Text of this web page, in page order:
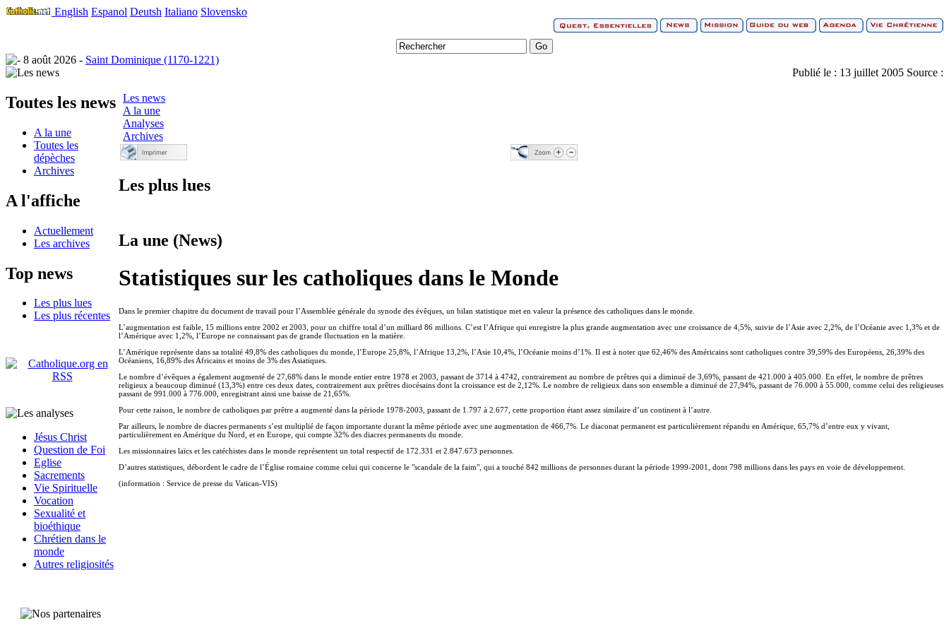
English Espanol Deutsh Italiano Slovensko
8 août 2026 - Saint Dominique (1170-1221)
Toutes les news
A la une
Toutes les
dépèches
Archives
A l'affiche
Actuellement
Les archives
Top news
Les plus lues
Les plus récentes
Jésus Christ
Question de Foi
Eglise
Sacrements
Vie Spirituelle
Vocation
Sexualité et
bioéthique
Chrétien dans le
monde
Autres religiosités
Publié le : 13 juillet 2005 Source :
Les news
A la une
Analyses
Archives
Les plus lues
La une (News)
Statistiques sur les catholiques dans le Monde
Dans le premier chapitre du document de travail pour l’Assemblée générale du synode des évêques, un bilan statistique met en valeur la présence des catholiques dans le monde.
L’augmentation est faible, 15 millions entre 2002 et 2003, pour un chiffre total d’un milliard 86 millions. C’est l’Afrique qui enregistre la plus grande augmentation avec une croissance de 4,5%, suivie de l’Asie avec 2,2%, de l’Océanie avec 1,3% et de
l’Amérique avec 1,2%, l’Europe ne connaissant pas de grande fluctuation en la matière.
L’Amérique représente dans sa totalité 49,8% des catholiques du monde, l’Europe 25,8%, l’Afrique 13,2%, l’Asie 10,4%, l’Océanie moins d’1%. Il est à noter que 62,46% des Américains sont catholiques contre 39,59% des Européens, 26,39% des
Océaniens, 16,89% des Africains et moins de 3% des Asiatiques.
Le nombre d’évêques a également augmenté de 27,68% dans le monde entier entre 1978 et 2003, passant de 3714 à 4742, contrairement au nombre de prêtres qui a diminué de 3,69%, passant de 421.000 à 405.000. En effet, le nombre de prêtres
religieux a beaucoup diminué (13,3%) entre ces deux dates, contrairement aux prêtres diocésains dont la croissance est de 2,12%. Le nombre de religieux dans son ensemble a diminué de 27,94%, passant de 76.000 à 55.000, comme celui des religieuses
passant de 991.000 à 776.000, enregistrant ainsi une baisse de 21,65%.
Pour cette raison, le nombre de catholiques par prêtre a augmenté dans la période 1978-2003, passant de 1.797 à 2.677, cette proportion étant assez similaire d’un continent à l’autre.
Par ailleurs, le nombre de diacres permanents s’est multiplié de façon importante durant la même période avec une augmentation de 466,7%. Le diaconat permanent est particulièrement répandu en Amérique, 65,7% d’entre eux y vivant,
particulièrement en Amérique du Nord, et en Europe, qui compte 32% des diacres permanents du monde.
Les missionnaires laïcs et les catéchistes dans le monde représentent un total respectif de 172.331 et 2.847.673 personnes.
D’autres statistiques, débordent le cadre de l’Église romaine comme celui qui concerne le "scandale de la faim", qui a touché 842 millions de personnes durant la période 1999-2001, dont 798 millions dans les pays en voie de développement.
(information : Service de presse du Vatican-VIS)